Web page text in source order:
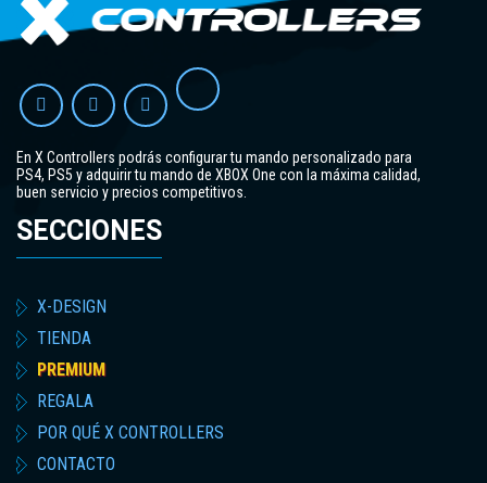
En X Controllers podrás configurar tu mando personalizado para
PS4, PS5 y adquirir tu mando de XBOX One con la máxima calidad,
buen servicio y precios competitivos.
SECCIONES
X-DESIGN
TIENDA
PREMIUM
REGALA
POR QUÉ X CONTROLLERS
CONTACTO